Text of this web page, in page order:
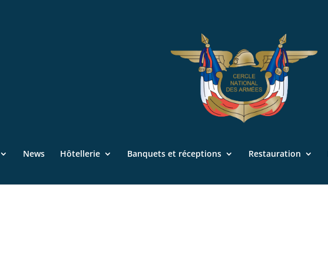
News Hôtellerie Banquets et réceptions Restauration